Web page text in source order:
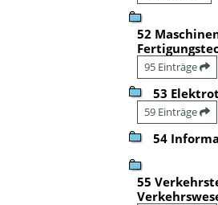
52
95 Einträge
53
59 Einträge
54
55